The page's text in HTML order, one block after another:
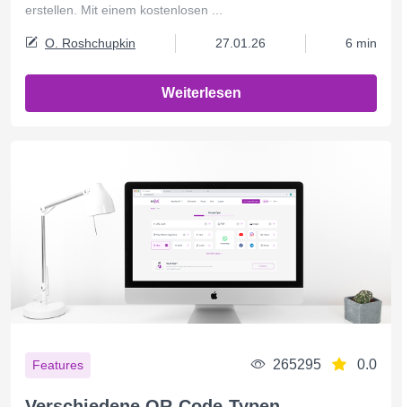
erstellen. Mit einem kostenlosen ...
O. Roshchupkin 27.01.26 6 min
Weiterlesen
Features 265295 0.0